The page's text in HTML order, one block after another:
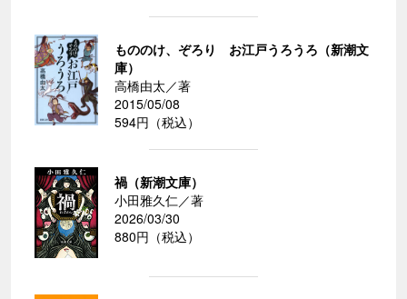
もののけ、ぞろり お江戸うろうろ（新潮文
庫）
高橋由太／著
2015/05/08
594円（税込）
禍（新潮文庫）
小田雅久仁／著
2026/03/30
880円（税込）